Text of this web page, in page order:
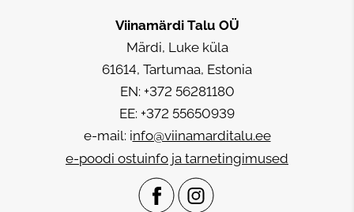
Viinamärdi Talu OÜ
Märdi, Luke küla
61614, Tartumaa, Estonia
EN: +372 56281180
EE: +372 55650939
e-mail: info@viinamarditalu.ee
e-poodi ostuinfo ja tarnetingimused